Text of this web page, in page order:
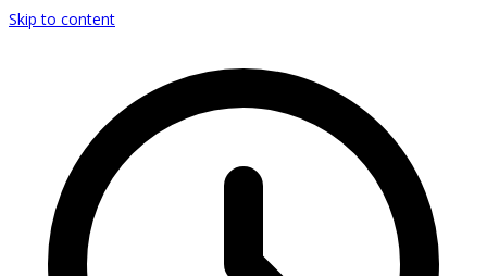
Skip to content